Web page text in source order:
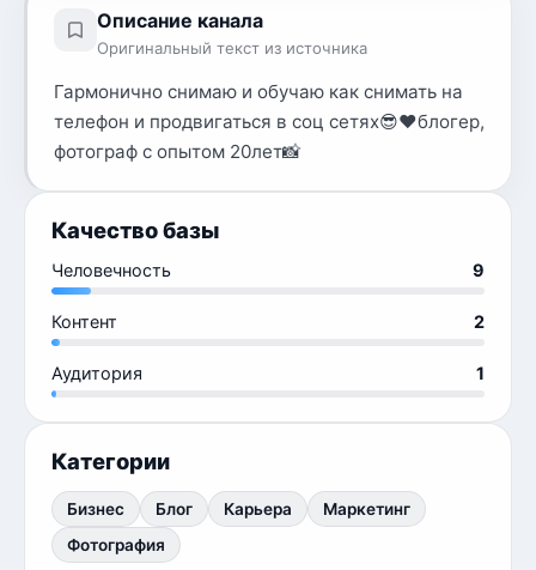
Описание канала
Оригинальный текст из источника
Гармонично снимаю и обучаю как снимать на
телефон и продвигаться в соц сетях😎♥️блогер,
фотограф с опытом 20лет📸
Качество базы
Человечность 9
Контент 2
Аудитория 1
Категории
Бизнес Блог Карьера
Маркетинг
Фотография